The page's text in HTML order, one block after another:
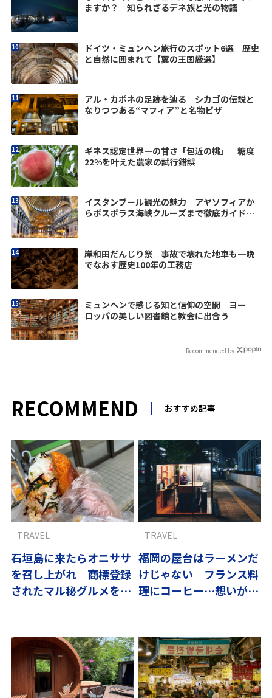
ますか？ 知られざるデネ族と光の物語
ドイツ・ミュンヘン旅行のスポット6選 歴史
と自然に囲まれて【翼の王国厳選】
アル・カポネの足跡を辿る シカゴの伝説と
なりつつある“マフィア”と名物ピザ
ギネス認定世界一の甘さ「包近の桃」 糖度
22%を叶えた農家の試行錯誤
イスタンブール観光の魅力 アヤソフィアか
らボスポラス海峡クルーズまで徹底ガイド
岸和田だんじり祭 事故で壊れた地車も一晩
でなおす歴史100年の工務店
ミュンヘンで感じる知と信仰の空間 ヨー
ロッパの美しい図書館と教会に出合う
Recommended by
RECOMMEND おすすめ記事
石垣島に来たらオニササ
を召し上がれ 商標登録
されたマル秘グルメを初
TRAVEL
福岡の屋台はラーメンだ
けじゃない フランス料
理にコーヒー…想いが賑
TRAVEL